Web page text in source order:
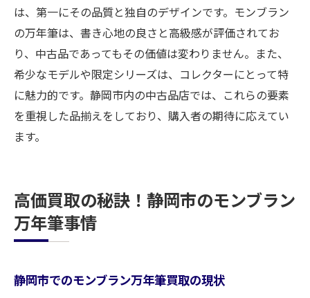
は、第一にその品質と独自のデザインです。モンブラン
の万年筆は、書き心地の良さと高級感が評価されてお
り、中古品であってもその価値は変わりません。また、
希少なモデルや限定シリーズは、コレクターにとって特
に魅力的です。静岡市内の中古品店では、これらの要素
を重視した品揃えをしており、購入者の期待に応えてい
ます。
高価買取の秘訣！静岡市のモンブラン
万年筆事情
静岡市でのモンブラン万年筆買取の現状